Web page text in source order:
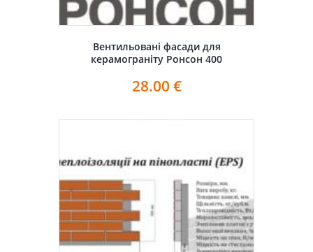
Вентильовані фасади для
керамограніту Ронсон 400
28.00 €